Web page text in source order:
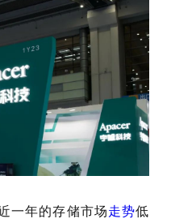
一年的存储市场走势低